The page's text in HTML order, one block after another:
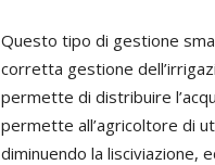
Questo tipo di gestione
corretta gestione
permette di distribuire
permette all’agricoltore di
diminuendo la lisciviazione,